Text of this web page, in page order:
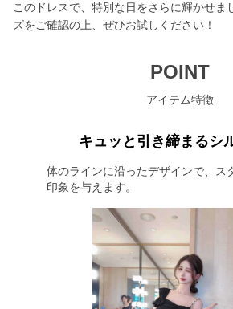
このドレスで、特別な日をさらに輝かせま
ズをご確認の上、ぜひお試しください！
POINT
アイテム特徴
キュッと引き締まるシ
体のラインに沿ったデザインで、ス
印象を与えます。